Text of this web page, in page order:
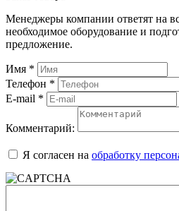
Менеджеры компании ответят на
необходимое оборудование и
предложение.
Имя *
Телефон *
E-mail *
Комментарий:
Я согласен на обработку